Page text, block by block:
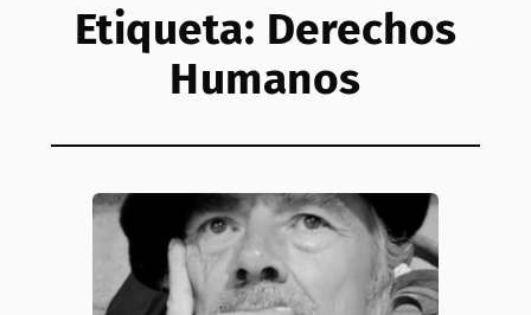
Etiqueta: Derechos
Humanos